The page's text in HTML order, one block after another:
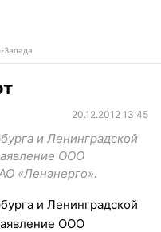
Запада
20.12.2012 13:45
и Ленинградской
ООО
«Ленэнерго».
и Ленинградской
ООО